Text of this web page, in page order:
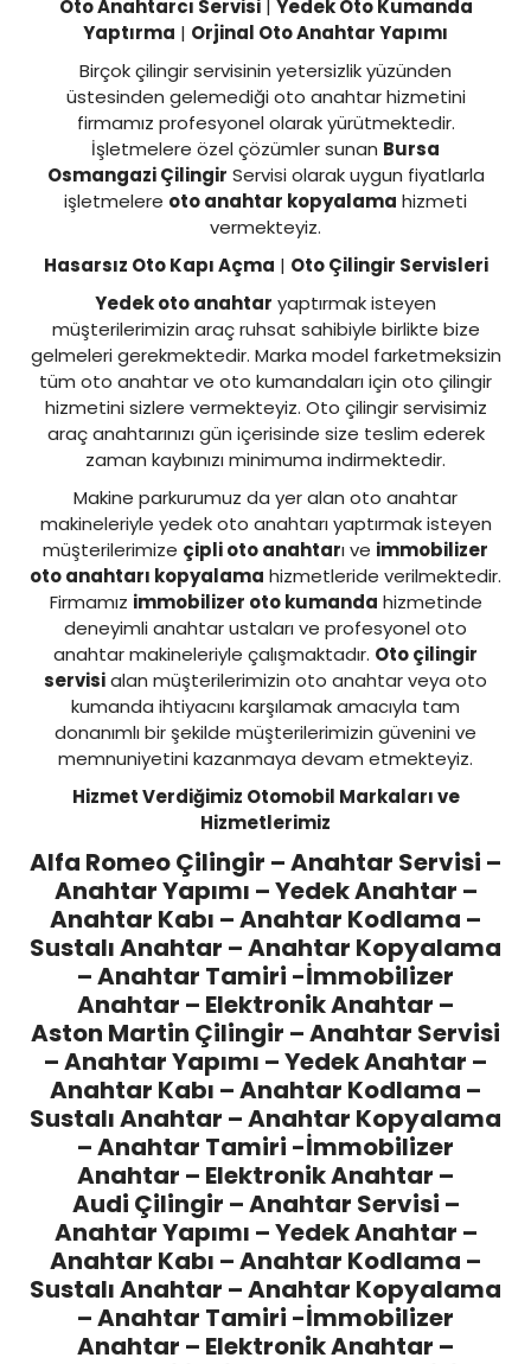
Oto Anahtarcı Servisi| Yedek Oto Kumanda
Yaptırma | Orjinal Oto Anahtar Yapımı
Birçok çilingir servisinin yetersizlik yüzünden
üstesinden gelemediği oto anahtar hizmetini
firmamız profesyonel olarak yürütmektedir.
İşletmelere özel çözümler sunan Bursa
Osmangazi Çilingir Servisi olarak uygun fiyatlarla
işletmelere oto anahtar kopyalama hizmeti
vermekteyiz.
Hasarsız Oto Kapı Açma | Oto Çilingir Servisleri
Yedek oto anahtar yaptırmak isteyen
müşterilerimizin araç ruhsat sahibiyle birlikte bize
gelmeleri gerekmektedir. Marka model farketmeksizin
tüm oto anahtar ve oto kumandaları için oto çilingir
hizmetini sizlere vermekteyiz. Oto çilingir servisimiz
araç anahtarınızı gün içerisinde size teslim ederek
zaman kaybınızı minimuma indirmektedir.
Makine parkurumuz da yer alan oto anahtar
makineleriyle yedek oto anahtarı yaptırmak isteyen
müşterilerimize çipli oto anahtarı ve immobilizer
oto anahtarı kopyalama hizmetleride verilmektedir.
Firmamız immobilizer oto kumanda hizmetinde
deneyimli anahtar ustaları ve profesyonel oto
anahtar makineleriyle çalışmaktadır. Oto çilingir
servisialan müşterilerimizin oto anahtar veya oto
kumanda ihtiyacını karşılamak amacıyla tam
donanımlı bir şekilde müşterilerimizin güvenini ve
memnuniyetini kazanmaya devam etmekteyiz.
Hizmet Verdiğimiz Otomobil Markaları ve
Hizmetlerimiz
Alfa Romeo Çilingir – Anahtar Servisi –
Anahtar Yapımı – Yedek Anahtar –
Anahtar Kabı – Anahtar Kodlama –
Sustalı Anahtar – Anahtar Kopyalama
– Anahtar Tamiri -İmmobilizer
Anahtar – Elektronik Anahtar –
Aston Martin Çilingir – Anahtar Servisi
– Anahtar Yapımı – Yedek Anahtar –
Anahtar Kabı – Anahtar Kodlama –
Sustalı Anahtar – Anahtar Kopyalama
– Anahtar Tamiri -İmmobilizer
Anahtar – Elektronik Anahtar –
Audi Çilingir – Anahtar Servisi –
Anahtar Yapımı – Yedek Anahtar –
Anahtar Kabı – Anahtar Kodlama –
Sustalı Anahtar – Anahtar Kopyalama
– Anahtar Tamiri -İmmobilizer
Anahtar – Elektronik Anahtar –